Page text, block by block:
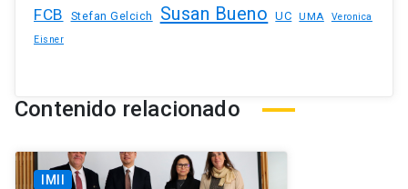
FCB Stefan Gelcich Susan Bueno UC UMA
Veronica
Eisner
Contenido relacionado
IMII